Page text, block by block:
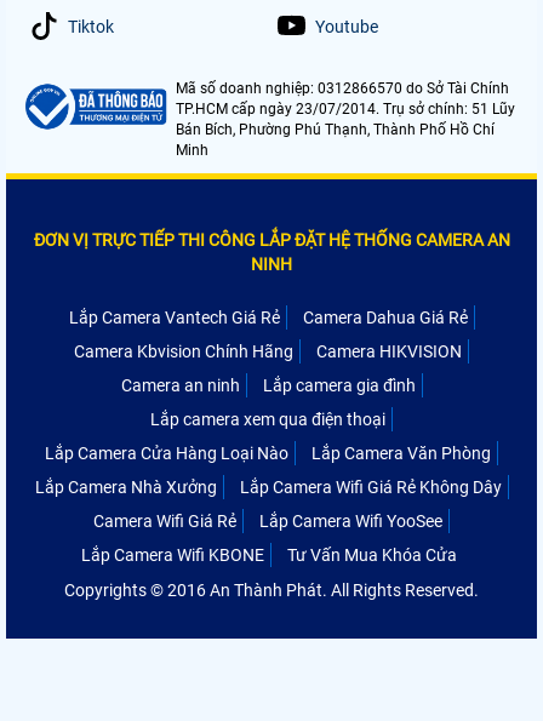
Tiktok Youtube
Mã số doanh nghiệp: 0312866570 do Sở Tài Chính
TP.HCM cấp ngày 23/07/2014. Trụ sở chính: 51 Lũy
Bán Bích, Phường Phú Thạnh, Thành Phố Hồ Chí
Minh
ĐƠN VỊ TRỰC TIẾP THI CÔNG LẮP ĐẶT HỆ THỐNG CAMERA AN
NINH
Lắp Camera Vantech Giá Rẻ
Camera Dahua Giá Rẻ
Camera Kbvision Chính Hãng
Camera HIKVISION
Camera an ninh
Lắp camera gia đình
Lắp camera xem qua điện thoại
Lắp Camera Cửa Hàng Loại Nào
Lắp Camera Văn Phòng
Lắp Camera Nhà Xưởng
Lắp Camera Wifi Giá Rẻ Không Dây
Camera Wifi Giá Rẻ
Lắp Camera Wifi YooSee
Lắp Camera Wifi KBONE
Tư Vấn Mua Khóa Cửa
Copyrights © 2016 An Thành Phát. All Rights Reserved.